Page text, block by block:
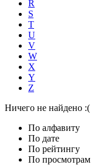
R
S
T
U
V
W
X
Y
Z
Ничего не найдено :(
По алфавиту
По дате
По рейтингу
По просмотрам